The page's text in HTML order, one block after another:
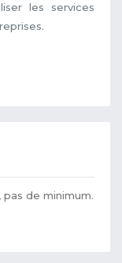
les services
de minimum.